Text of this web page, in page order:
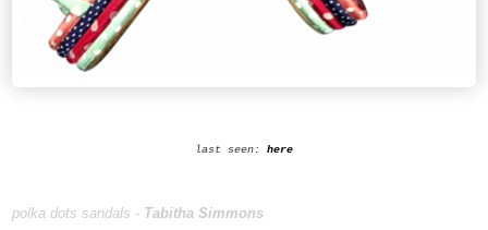
last seen: here
polka dots sandals - Tabitha Simmons